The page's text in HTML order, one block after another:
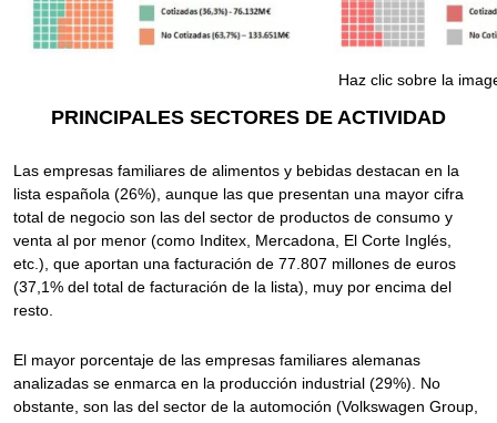
Haz clic sobre la
PRINCIPALES SECTORES DE ACTIVIDAD
Las empresas familiares de alimentos y bebidas destacan en la
lista española (26%), aunque las que presentan una mayor cifra
total de negocio son las del sector de productos de consumo y
venta al por menor (como Inditex, Mercadona, El Corte Inglés,
etc.), que aportan una facturación de 77.807 millones de euros
(37,1% del total de facturación de la lista), muy por encima del
resto.
El mayor porcentaje de las empresas familiares alemanas
analizadas se enmarca en la producción industrial (29%). No
obstante, son las del sector de la automoción (Volkswagen Group,